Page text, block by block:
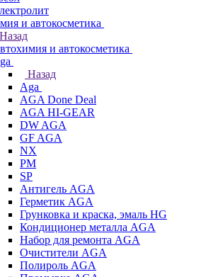
и автокосметика
Назад
и автокосметика
Назад
Aga
AGA Done Deal
AGA HI-GEAR
DW AGA
GF AGA
NX
PM
SP
Антигель AGA
Герметик AGA
Грунковка и краска, эмаль HG
Кондиционер металла AGA
Набор для ремонта AGA
Очистители AGA
Полироль AGA